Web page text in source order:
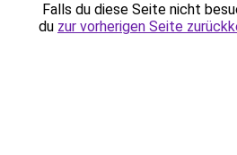
Falls du diese Seite nicht
du zur vorherigen Seite